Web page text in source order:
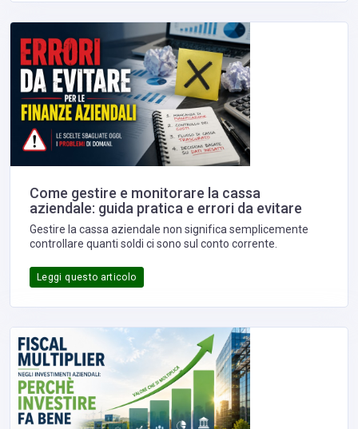
Come gestire e monitorare la cassa
aziendale: guida pratica e errori da evitare
Gestire la cassa aziendale non significa semplicemente
controllare quanti soldi ci sono sul conto corrente.
Leggi questo articolo